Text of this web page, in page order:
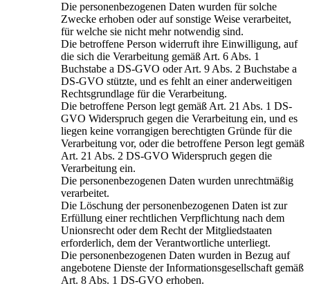
Die personenbezogenen Daten wurden für solche
Zwecke erhoben oder auf sonstige Weise verarbeitet,
für welche sie nicht mehr notwendig sind.
Die betroffene Person widerruft ihre Einwilligung, auf
die sich die Verarbeitung gemäß Art. 6 Abs. 1
Buchstabe a DS-GVO oder Art. 9 Abs. 2 Buchstabe a
DS-GVO stützte, und es fehlt an einer anderweitigen
Rechtsgrundlage für die Verarbeitung.
Die betroffene Person legt gemäß Art. 21 Abs. 1 DS-
GVO Widerspruch gegen die Verarbeitung ein, und es
liegen keine vorrangigen berechtigten Gründe für die
Verarbeitung vor, oder die betroffene Person legt gemäß
Art. 21 Abs. 2 DS-GVO Widerspruch gegen die
Verarbeitung ein.
Die personenbezogenen Daten wurden unrechtmäßig
verarbeitet.
Die Löschung der personenbezogenen Daten ist zur
Erfüllung einer rechtlichen Verpflichtung nach dem
Unionsrecht oder dem Recht der Mitgliedstaaten
erforderlich, dem der Verantwortliche unterliegt.
Die personenbezogenen Daten wurden in Bezug auf
angebotene Dienste der Informationsgesellschaft gemäß
Art. 8 Abs. 1 DS-GVO erhoben.